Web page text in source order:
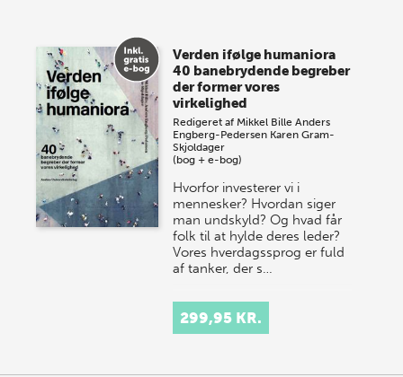
Verden ifølge humaniora
40 banebrydende begreber
der former vores
virkelighed
Redigeret af Mikkel Bille Anders
Engberg-Pedersen Karen Gram-
Skjoldager
(bog + e-bog)
Hvorfor investerer vi i
mennesker? Hvordan siger
man undskyld? Og hvad får
folk til at hylde deres leder?
Vores hverdagssprog er fuld
af tanker, der s…
299,95 KR.